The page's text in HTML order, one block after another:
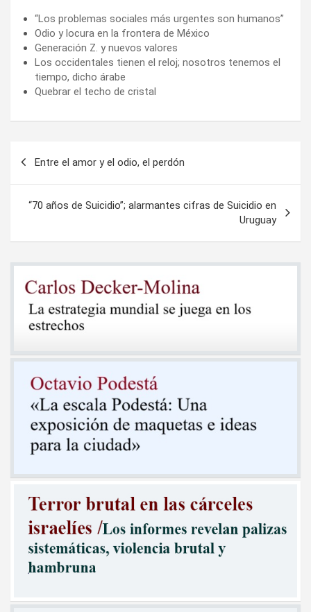
“Los problemas sociales más urgentes son humanos”
Odio y locura en la frontera de México
Generación Z. y nuevos valores
Los occidentales tienen el reloj; nosotros tenemos el
tiempo, dicho árabe
Quebrar el techo de cristal
entradas
Entre el amor y el odio, el perdón
“70 años de Suicidio”; alarmantes cifras de Suicidio en
Uruguay